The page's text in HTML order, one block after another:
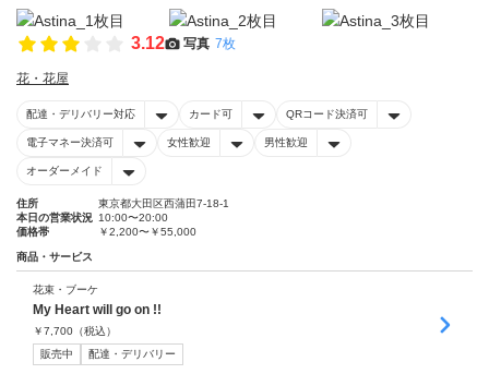
3.12 写真 7枚
花・花屋
配達・デリバリー対応 カード可 QRコード決済可
電子マネー決済可 女性歓迎 男性歓迎
オーダーメイド
住所
東京都大田区西蒲田7-18-1
本日の営業状況 10:00〜20:00
価格帯
￥2,200〜￥55,000
商品・サービス
花束・ブーケ
My Heart will go on !!
￥7,700 （税込）
販売中
配達・デリバリー